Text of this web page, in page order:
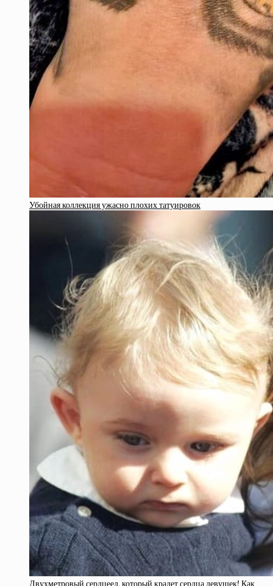
Убойная коллекция ужасно плохих татуировок
Двухметровый сердцеед, который крадет сердца девушек! Как